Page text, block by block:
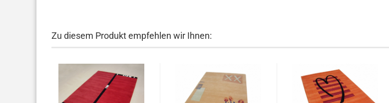
Zu diesem Produkt empfehlen wir Ihnen: